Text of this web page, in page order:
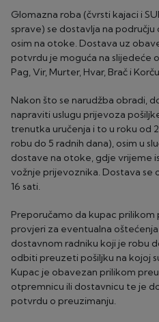
Glomazna roba (čvrsti kajaci i
sprave) se dostavlja na
osim na otoke. Dostava uz
potvrdu je moguća na slijedeće
Pag, Vir, Murter, Hvar, Brač i
Nakon što se narudžba obradi,
napraviti uslugu prijevoza
trenutka uručenja i to u roku od
robu do 5 radnih dana), osim u
dostave na otoke, gdje vrijeme
vožnje prijevoznika. Dostava se
16 sati.
Preporučamo da kupac
provjeri za eventualna
dostavnom radniku koji je robu
odbiti preuzeti pošiljku na kojoj
Kupac je obavezan prilikom
otpremnicu ili dostavnicu te je
potvrdu o preuzimanju.